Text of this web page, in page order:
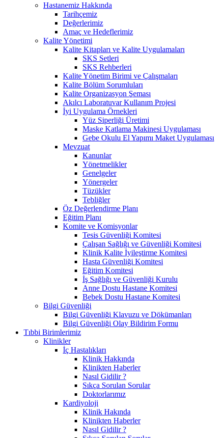
Hastanemiz Hakkında
Tarihçemiz
Değerlerimiz
Amaç ve Hedeflerimiz
Kalite Yönetimi
Kalite Kitapları ve Kalite Uygulamaları
SKS Setleri
SKS Rehberleri
Kalite Yönetim Birimi ve Çalışmaları
Kalite Bölüm Sorumluları
Kalite Organizasyon Şeması
Akılcı Laboratuvar Kullanım Projesi
İyi Uygulama Örnekleri
Yüz Siperliği Üretimi
Maske Katlama Makinesi Uygulaması
Gebe Okulu El Yapımı Maket Uygulaması
Mevzuat
Kanunlar
Yönetmelikler
Genelgeler
Yönergeler
Tüzükler
Tebliğler
Öz Değerlendirme Planı
Eğitim Planı
Komite ve Komisyonlar
Tesis Güvenliği Komitesi
Çalışan Sağlığı ve Güvenliği Komitesi
Klinik Kalite İyileştirme Komitesi
Hasta Güvenliği Komitesi
Eğitim Komitesi
İş Sağlığı ve Güvenliği Kurulu
Anne Dostu Hastane Komitesi
Bebek Dostu Hastane Komitesi
Bilgi Güvenliği
Bilgi Güvenliği Klavuzu ve Dökümanları
Bilgi Güvenliği Olay Bildirim Formu
Tıbbi Birimlerimiz
Klinikler
İç Hastalıkları
Klinik Hakkında
Klinikten Haberler
Nasıl Gidilir ?
Sıkça Sorulan Sorular
Doktorlarımız
Kardiyoloji
Klinik Hakında
Klinikten Haberler
Nasıl Gidilir ?